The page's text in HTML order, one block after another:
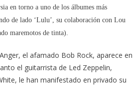
en torno a uno de los álbumes más
de lado ‘Lulu’, su colaboración con Lou
maremotos de tinta).
el afamado Bob Rock, aparece en
el guitarrista de Led Zeppelin,
le han manifestado en privado su